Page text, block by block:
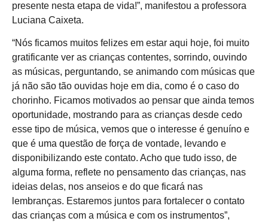
presente nesta etapa de vida!”, manifestou a professora
Luciana Caixeta.
“Nós ficamos muitos felizes em estar aqui hoje, foi muito
gratificante ver as crianças contentes, sorrindo, ouvindo
as músicas, perguntando, se animando com músicas que
já não são tão ouvidas hoje em dia, como é o caso do
chorinho. Ficamos motivados ao pensar que ainda temos
oportunidade, mostrando para as crianças desde cedo
esse tipo de música, vemos que o interesse é genuíno e
que é uma questão de força de vontade, levando e
disponibilizando este contato. Acho que tudo isso, de
alguma forma, reflete no pensamento das crianças, nas
ideias delas, nos anseios e do que ficará nas
lembranças. Estaremos juntos para fortalecer o contato
das crianças com a música e com os instrumentos”,